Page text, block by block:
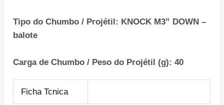
Tipo do Chumbo / Projétil: KNOCK M3” DOWN –
balote
Carga de Chumbo / Peso do Projétil (g):40
Ficha Tcnica